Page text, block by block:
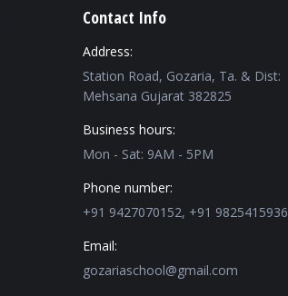
Contact Info
Address:
Station Road, Gozaria, Ta. & Dist:
Mehsana Gujarat 382825
Business hours:
Mon - Sat: 9AM - 5PM
Phone number:
+91 9427070152, +91 9825415936
Email:
gozariaschool@gmail.com